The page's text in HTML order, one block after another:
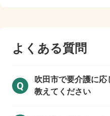
よくある質問
Q
吹田市で要介護に応
教えてください